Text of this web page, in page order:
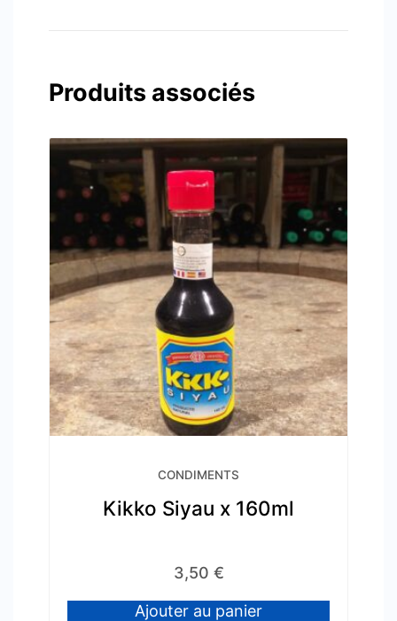
Produits associés
CONDIMENTS
Kikko Siyau x 160ml
3,50 €
Ajouter au panier